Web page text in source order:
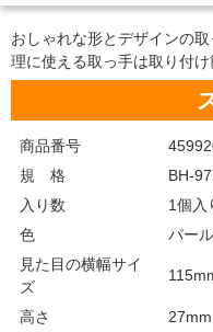
おしゃれな形とデザインの
理に使える取っ手は取り付け
商品番号
規 格
BH-
入り数
1個入
色
パー
見た目の横幅サイ
ズ
高さ
27mm